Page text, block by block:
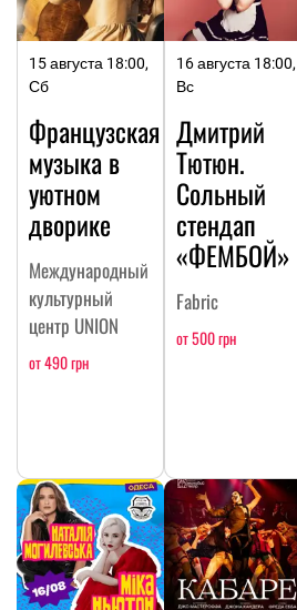
15 августа 18:00,
Сб
Французская
музыка в
уютном
дворике
Международный
культурный
центр UNION
от 490 грн
16 августа 18:00,
Вс
Дмитрий
Тютюн.
Сольный
стендап
«ФЕМБОЙ»
Fabric
от 500 грн